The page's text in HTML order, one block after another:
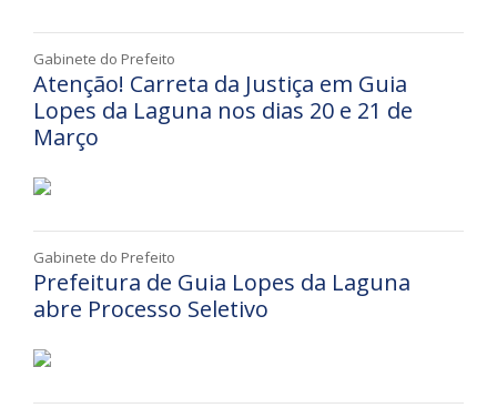
Gabinete do Prefeito
Atenção! Carreta da Justiça em Guia
Lopes da Laguna nos dias 20 e 21 de
Março
Gabinete do Prefeito
Prefeitura de Guia Lopes da Laguna
abre Processo Seletivo